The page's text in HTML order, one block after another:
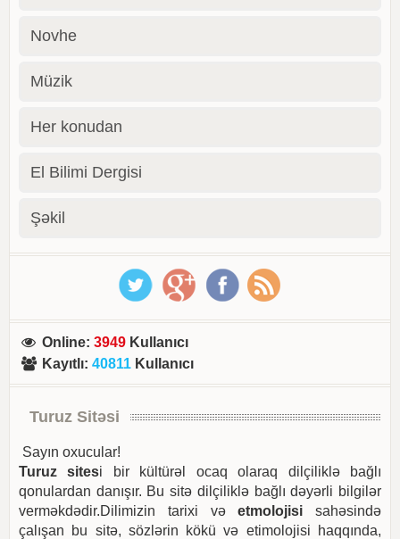
Novhe
Müzik
Her konudan
El Bilimi Dergisi
Şəkil
Online:3949 Kullanıcı
Kayıtlı:40811 Kullanıcı
Turuz Sitəsi
Sayın oxucular!
Turuz sitesi bir kültürəl ocaq olaraq dilçiliklə bağlı
qonulardan danışır. Bu sitə dilçiliklə bağlı dəyərli bilgilər
verməkdədir.Dilimizin tarixi vəetmolojisi sahəsində
çalışan bu sitə, sözlərin kökü və etimolojisi haqqında,